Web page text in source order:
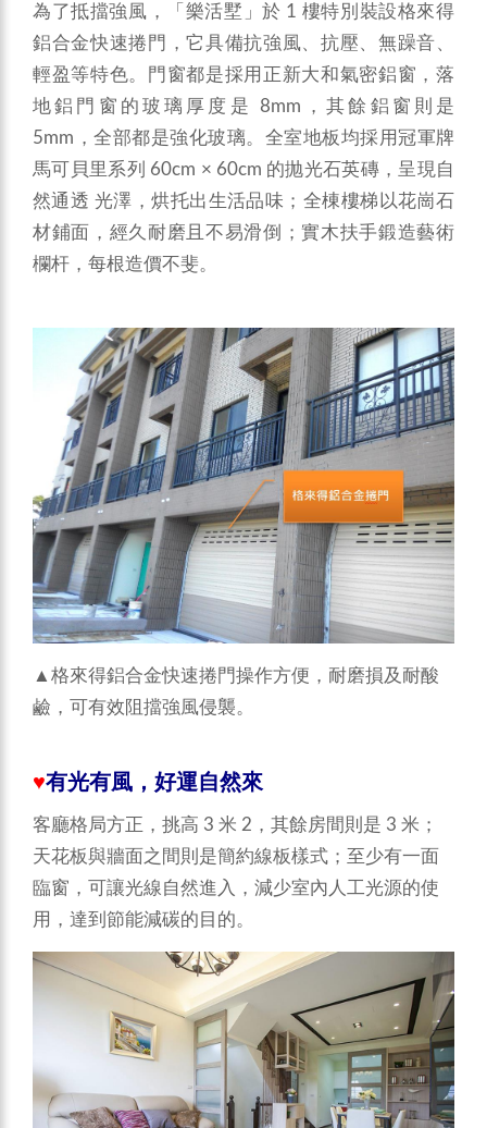
為了抵擋強風，「樂活墅」於 1 樓特別裝設格來得
鋁合金快速捲門，它具備抗強風、抗壓、無躁音、
輕盈等特色。門窗都是採用正新大和氣密鋁窗，落
地鋁門窗的玻璃厚度是 8mm，其餘鋁窗則是
5mm，全部都是強化玻璃。全室地板均採用冠軍牌
馬可貝里系列 60cm × 60cm 的抛光石英磚，呈現自
然通透 光澤，烘托出生活品味；全棟樓梯以花崗石
材鋪面，經久耐磨且不易滑倒；實木扶手鍛造藝術
欄杆，每根造價不斐。
▲格來得鋁合金快速捲門操作方便，耐磨損及耐酸
鹼，可有效阻擋強風侵襲。
♥有光有風，好運自然來
客廳格局方正，挑高 3 米 2，其餘房間則是 3 米；
天花板與牆面之間則是簡約線板樣式；至少有一面
臨窗，可讓光線自然進入，減少室內人工光源的使
用，達到節能減碳的目的。